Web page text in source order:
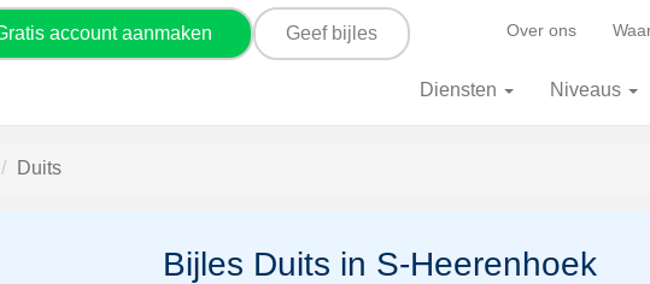
account aanmaken Geef bijles Over ons
Diensten Niveaus
Duits
Bijles Duits in S-Heerenhoek